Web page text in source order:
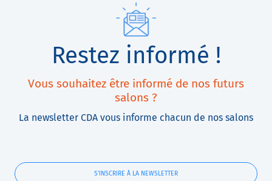
Restez informé !
Vous souhaitez être informé de nos futurs
salons ?
La newsletter CDA vous informe chacun de nos salons
S'INSCRIRE À LA NEWSLETTER